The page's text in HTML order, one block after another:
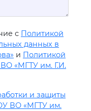
с Политикой
данных в
и Политикой
«МГТУ им. Г.И.
и защиты
ВО «МГТУ им.